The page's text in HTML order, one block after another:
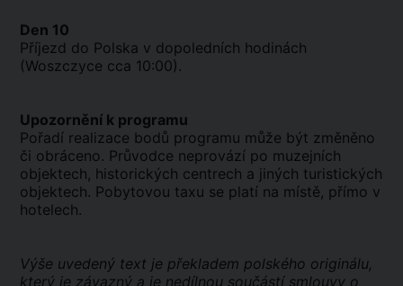
Den 10
Příjezd do Polska v dopoledních hodinách
(Woszczyce cca 10:00).
Upozornění k programu
Pořadí realizace bodů programu může být změněno
či obráceno. Průvodce neprovází po muzejních
objektech, historických centrech a jiných turistických
objektech. Pobytovou taxu se platí na místě, přímo v
hotelech.
Výše uvedený text je překladem polského originálu,
který je závazný a je nedílnou součástí smlouvy o